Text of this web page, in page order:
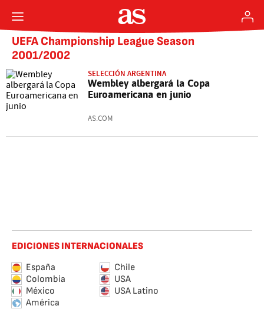
UEFA Championship League Season
2001/2002
SELECCIÓN ARGENTINA
Wembley albergará la Copa
Euroamericana en junio
AS.COM
EDICIONES INTERNACIONALES
España
Chile
Colombia
USA
México
USA Latino
América